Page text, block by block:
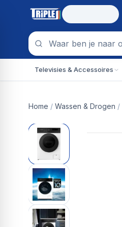
Televisies & Accessoires
Home / Wassen & Drogen /